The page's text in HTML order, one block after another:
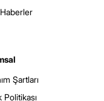
Şartları
Politikası